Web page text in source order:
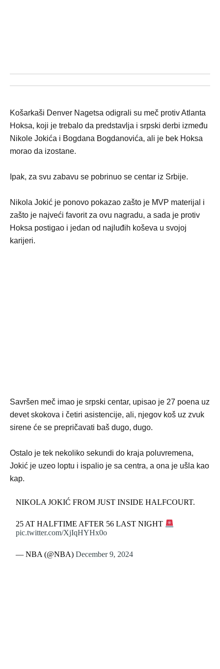
Košarkaši Denver Nagetsa odigrali su meč protiv Atlanta
Hoksa, koji je trebalo da predstavlja i srpski derbi između
Nikole Jokića i Bogdana Bogdanovića, ali je bek Hoksa
morao da izostane.
Ipak, za svu zabavu se pobrinuo se centar iz Srbije.
Nikola Jokić je ponovo pokazao zašto je MVP materijal i
zašto je najveći favorit za ovu nagradu, a sada je protiv
Hoksa postigao i jedan od najluđih koševa u svojoj
karijeri.
Savršen meč imao je srpski centar, upisao je 27 poena uz
devet skokova i četiri asistencije, ali, njegov koš uz zvuk
sirene će se prepričavati baš dugo, dugo.
Ostalo je tek nekoliko sekundi do kraja poluvremena,
Jokić je uzeo loptu i ispalio je sa centra, a ona je ušla kao
kap.
NIKOLA JOKIĆ FROM JUST INSIDE HALFCOURT.
25 AT HALFTIME AFTER 56 LAST NIGHT
pic.twitter.com/XjIqHYHx0o
— NBA (@NBA)December 9, 2024